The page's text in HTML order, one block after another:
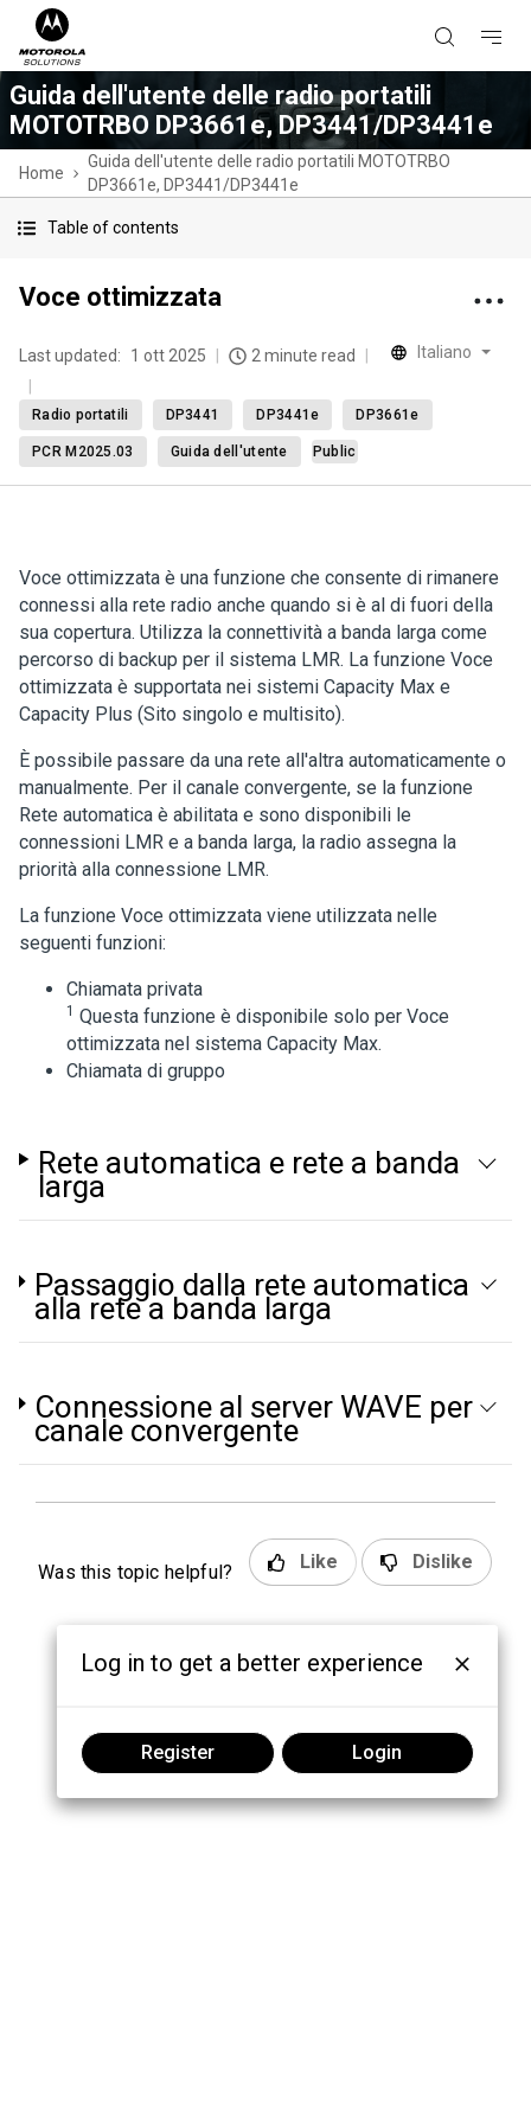
Guida dell'utente delle radio portatili
MOTOTRBO DP3661e, DP3441/DP3441e
Home
Guida dell'utente delle radio portatili MOTOTRBO
DP3661e, DP3441/DP3441e
Table of contents
Voce ottimizzata
Last updated: 1 ott 2025 2 minute read Italiano
Radio portatili DP3441 DP3441e DP3661e
PCR M2025.03 Guida dell'utente Public
Voce ottimizzata è una funzione che consente di rimanere
connessi alla rete radio anche quando si è al di fuori della
sua copertura. Utilizza la connettività a banda larga come
percorso di backup per il sistema LMR. La funzione Voce
ottimizzata è supportata nei sistemi Capacity Max e
Capacity Plus (Sito singolo e multisito).
È possibile passare da una rete all'altra automaticamente o
manualmente. Per il canale convergente, se la funzione
Rete automatica è abilitata e sono disponibili le
connessioni LMR e a banda larga, la radio assegna la
priorità alla connessione LMR.
La funzione Voce ottimizzata viene utilizzata nelle
seguenti funzioni:
Chiamata privata
1 Questa funzione è disponibile solo per Voce
ottimizzata nel sistema Capacity Max.
Chiamata di gruppo
Rete automatica e rete a banda
larga
Passaggio dalla rete automatica
alla rete a banda larga
Connessione al server WAVE per
canale convergente
Was this topic helpful? Like Dislike
Log in to get a better experience
Register Login